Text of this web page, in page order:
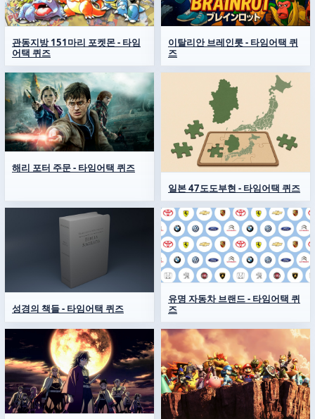
관동지방 151마리 포켓몬 - 타임
어택 퀴즈
이탈리안 브레인롯 - 타임어택 퀴
즈
해리 포터 주문 - 타임어택 퀴즈
일본 47도도부현 - 타임어택 퀴즈
성경의 책들 - 타임어택 퀴즈
유명 자동차 브랜드 - 타임어택 퀴
즈